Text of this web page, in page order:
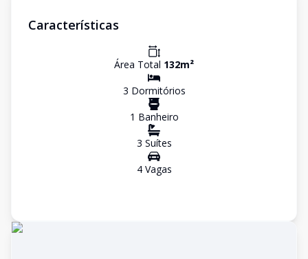
Características
Área Total 132m²
3 Dormitórios
1 Banheiro
3 Suítes
4Vagas